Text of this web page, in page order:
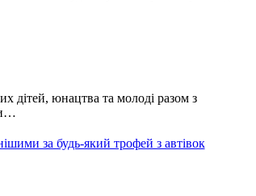
дітей, юнацтва та молоді разом з
за будь-який трофей з автівок